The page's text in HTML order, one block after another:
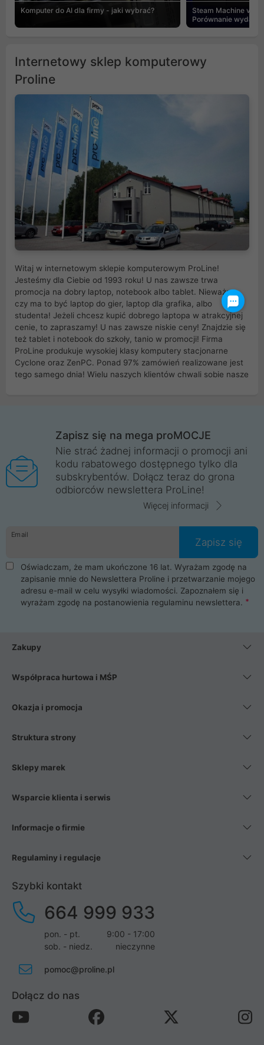
Komputer do AI dla firmy - jaki wybrać?
Steam Machine vs
Porównanie
Internetowy sklep komputerowy
Proline
Witaj w internetowym sklepie komputerowym ProLine!
Jesteśmy dla Ciebie od 1993 roku! U nas zawsze trwa
promocja na dobry laptop, notebook albo tablet. Nieważne
czy ma to być laptop do gier, laptop dla grafika, albo
studenta! Jeżeli chcesz kupić dobrego laptopa w atrakcyjnej
cenie, to zapraszamy! U nas zawsze niskie ceny! Znajdzie się
też tablet i notebook do szkoły, tanio w promocji! Firma
ProLine produkuje wysokiej klasy komputery stacjonarne
Cyclone oraz ZenPC. Ponad 97% zamówień realizowane jest
tego samego dnia! Wielu naszych klientów chwali sobie nasze
Wrocław, Poznań, Legnica, Katowice, Gliwice, Kalisz, Bytom,
Trzebnica, Opole. Szybka i profesjonalna obsługa!
ProLine to polska firma ze 100% polskim kapitałem. Działamy
legalnie i płacimy podatki w naszym kraju! Posiadamy siedzibę
główną w Mirkowie oraz salony na terenie kraju. Cała
komunikacja ze sklepem komputerowym ProLine jest
danych osobowych. Dlatego zakup notebooka albo laptopa w
ProLine to czysta przyjemność i pełne bezpieczeństwo.
Zaopatrzysz się u nas w akcesoria i części komputerowe
takie jak procesory, karty graficzne, płyty główne, pamięci,
dyski SSD, M.2 oraz HDD. Nasi pracownicy pomogą Ci wybrać
najlepszy zasilacz komputerowy oraz obudowę do komputera.
Poza komputerami mamy również najlepsze na rynku
Smartfony takich producentów jak Xiaomi, Apple, Samsung i
wentylatory. Na koniec mając już to wszystko, możesz
Zapisz się na mega proMOCJE
Nie strać żadnej informacji o promocji ani
kodu rabatowego dostępnego tylko dla
subskrybentów. Dołącz teraz do grona
odbiorców newslettera ProLine!
Więcej informacji
Email
Zapisz się
Oświadczam, że mam ukończone 16 lat. Wyrażam zgodę na
zapisanie mnie do Newslettera Proline i przetwarzanie mojego
adresu e-mail w celu wysyłki wiadomości. Zapoznałem się i
wyrażam zgodę na postanowienia regulaminu newslettera.
Zakupy
Współpraca hurtowa i MŚP
Okazja i promocja
Struktura strony
Sklepy marek
Wsparcie klienta i serwis
Informacje o firmie
Regulaminy i regulacje
Szybki kontakt
664 999 933
pon. - pt.
9:00 - 17:00
sob. - niedz.
nieczynne
pomoc@proline.pl
Dołącz do nas